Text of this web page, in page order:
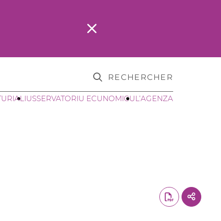
RECHERCHER
USSERVATORIU ECUNOMICUL’AGENZA